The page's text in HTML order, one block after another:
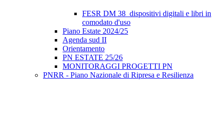
FESR DM 38_dispositivi digitali e libri in
comodato d'uso
Piano Estate 2024/25
Agenda sud II
Orientamento
PN ESTATE 25/26
MONITORAGGI PROGETTI PN
PNRR - Piano Nazionale di Ripresa e Resilienza